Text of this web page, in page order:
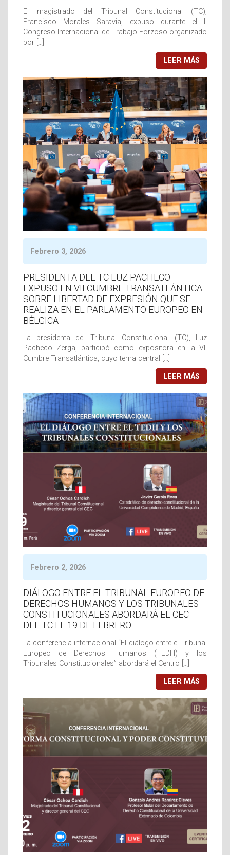
El magistrado del Tribunal Constitucional (TC),
Francisco Morales Saravia, expuso durante el II
Congreso Internacional de Trabajo Forzoso organizado
por […]
LEER MÁS
Febrero 3, 2026
PRESIDENTA DEL TC LUZ PACHECO
EXPUSO EN VII CUMBRE TRANSATLÁNTICA
SOBRE LIBERTAD DE EXPRESIÓN QUE SE
REALIZA EN EL PARLAMENTO EUROPEO EN
BÉLGICA
La presidenta del Tribunal Constitucional (TC), Luz
Pacheco Zerga, participó como expositora en la VII
Cumbre Transatlántica, cuyo tema central […]
LEER MÁS
Febrero 2, 2026
DIÁLOGO ENTRE EL TRIBUNAL EUROPEO DE
DERECHOS HUMANOS Y LOS TRIBUNALES
CONSTITUCIONALES ABORDARÁ EL CEC
DEL TC EL 19 DE FEBRERO
La conferencia internacional “El diálogo entre el Tribunal
Europeo de Derechos Humanos (TEDH) y los
Tribunales Constitucionales” abordará el Centro […]
LEER MÁS